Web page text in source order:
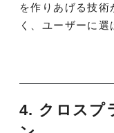
を作りあげる技
く、ユーザーに選
4. クロスプ